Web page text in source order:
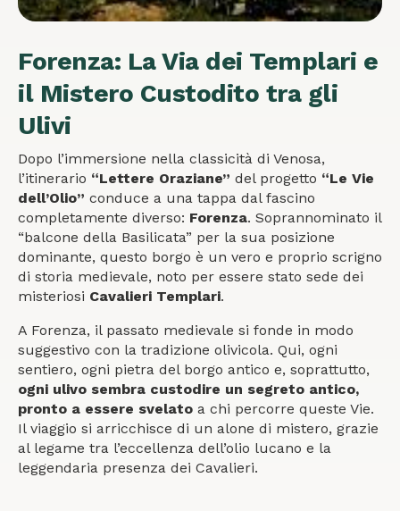
Forenza: La Via dei Templari e
il Mistero Custodito tra gli
Ulivi
Dopo l’immersione nella classicità di Venosa,
l’itinerario “Lettere Oraziane” del progetto “Le Vie
dell’Olio” conduce a una tappa dal fascino
completamente diverso: Forenza. Soprannominato il
“balcone della Basilicata” per la sua posizione
dominante, questo borgo è un vero e proprio scrigno
di storia medievale, noto per essere stato sede dei
misteriosi Cavalieri Templari.
A Forenza, il passato medievale si fonde in modo
suggestivo con la tradizione olivicola. Qui, ogni
sentiero, ogni pietra del borgo antico e, soprattutto,
ogni ulivo sembra custodire un segreto antico,
pronto a essere svelato a chi percorre queste Vie.
Il viaggio si arricchisce di un alone di mistero, grazie
al legame tra l’eccellenza dell’olio lucano e la
leggendaria presenza dei Cavalieri.